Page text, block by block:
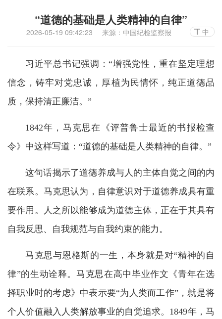
“道德的基础是人类精神的自律”
2026-05-19 09:42:23 来源：中国纪检监察报 中
习近平总书记强调：“增强党性，重在坚定理想
信念，铸牢对党忠诚，厚植为民情怀，纯正道德品
质，保持清正廉洁。”
1842年，马克思在《评普鲁士最近的书报检查
令》中这样写道：“道德的基础是人类精神的自律。”
这句话揭示了道德养成与人的主体自觉之间的内
在联系。马克思认为，自律意识对于道德养成具有重
要作用。人之所以能够成为道德主体，正在于其具有
自我反思、自我规范与自我约束的能力。
马克思与恩格斯的一生，本身就是对“精神的自
律”的生动诠释。马克思在高中毕业作文《青年在选
择职业时的考虑》中表示要“为人类而工作”，就是将
个人价值融入人类解放事业的自觉追求。1849年，马